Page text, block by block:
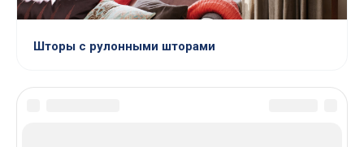
Шторы с рулонными шторами